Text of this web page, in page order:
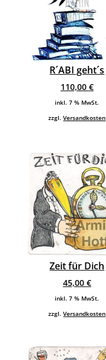
R´ABI geht´s
110,00 €
inkl. 7 % MwSt.
zzgl.Versandkosten
Zeit für Dich
45,00 €
inkl. 7 % MwSt.
zzgl.Versandkosten